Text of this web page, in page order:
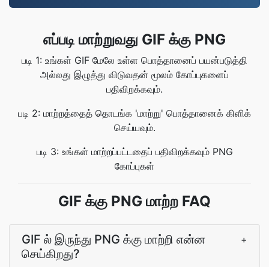
எப்படி மாற்றுவது GIF க்கு PNG
படி 1: உங்கள் GIF மேலே உள்ள பொத்தானைப் பயன்படுத்தி
அல்லது இழுத்து விடுவதன் மூலம் கோப்புகளைப்
பதிவிறக்கவும்.
படி 2: மாற்றத்தைத் தொடங்க 'மாற்று' பொத்தானைக் கிளிக்
செய்யவும்.
படி 3: உங்கள் மாற்றப்பட்டதைப் பதிவிறக்கவும் PNG
கோப்புகள்
GIF க்கு PNG மாற்ற FAQ
GIF ல் இருந்து PNG க்கு மாற்றி என்ன
செய்கிறது?
+